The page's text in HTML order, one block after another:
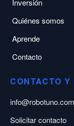
Inversión
Quiénes somos
Aprende
Contacto
CONTACTO Y
info@robotuno.com
Solicitar contacto